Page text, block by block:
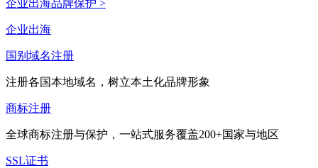
企业出海品牌保护 >
企业出海
国别域名注册
注册各国本地域名，树立本土化品牌形象
商标注册
全球商标注册与保护，一站式服务覆盖200+国家与地区
SSL证书